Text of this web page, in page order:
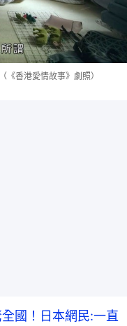
香港愛情故事》劇照）
國！日本網民:一直